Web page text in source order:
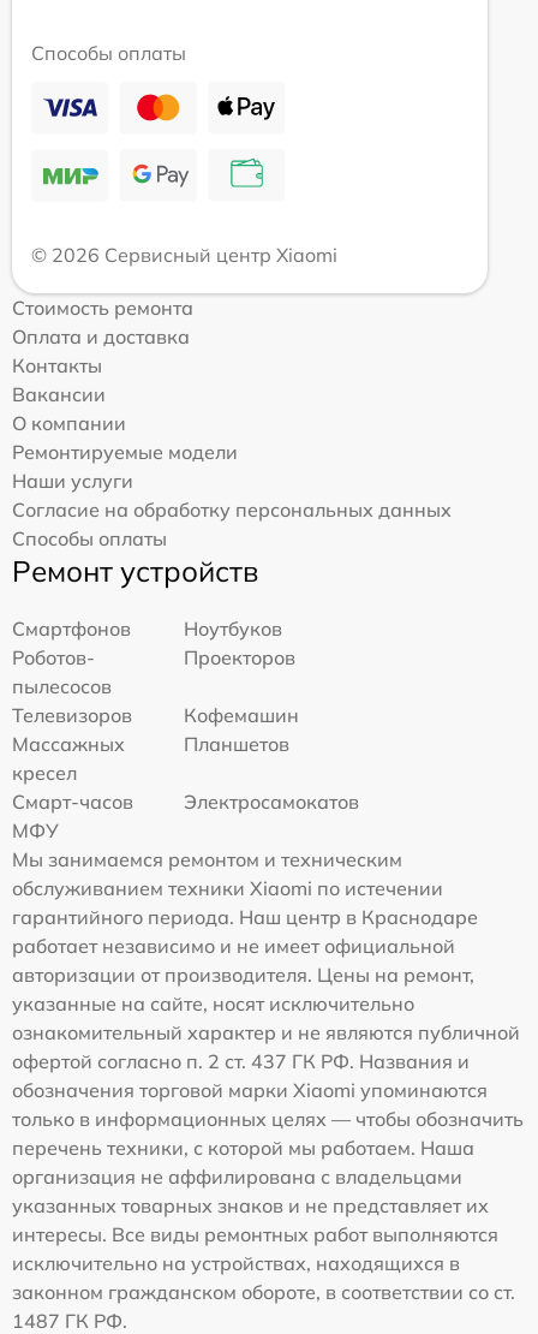
Способы оплаты
© 2026 Сервисный центр Xiaomi
Стоимость ремонта
Оплата и доставка
Контакты
Вакансии
О компании
Ремонтируемые модели
Наши услуги
Согласие на обработку персональных данных
Способы оплаты
Ремонт устройств
Смартфонов
Ноутбуков
Роботов-
пылесосов
Проекторов
Телевизоров
Кофемашин
Массажных
кресел
Планшетов
Смарт-часов
Электросамокатов
МФУ
Мы занимаемся ремонтом и техническим
обслуживанием техники Xiaomi по истечении
гарантийного периода. Наш центр в Краснодаре
работает независимо и не имеет официальной
авторизации от производителя. Цены на ремонт,
указанные на сайте, носят исключительно
ознакомительный характер и не являются публичной
офертой согласно п. 2 ст. 437 ГК РФ. Названия и
обозначения торговой марки Xiaomi упоминаются
только в информационных целях — чтобы обозначить
перечень техники, с которой мы работаем. Наша
организация не аффилирована с владельцами
указанных товарных знаков и не представляет их
интересы. Все виды ремонтных работ выполняются
исключительно на устройствах, находящихся в
законном гражданском обороте, в соответствии со ст.
1487 ГК РФ.